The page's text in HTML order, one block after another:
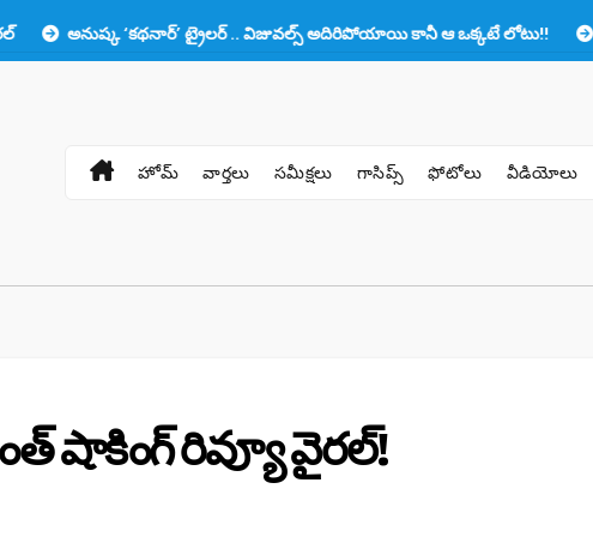
‘కథనార్’ ట్రైలర్ .. విజువల్స్ అదిరిపోయాయి కానీ ఆ ఒక్కటే లోటు!! ప్రభాస్‌కు
హోమ్ వార్తలు సమీక్షలు గాసిప్స్ ఫోటోలు వీడియోలు
షాకింగ్ రివ్యూ వైరల్!